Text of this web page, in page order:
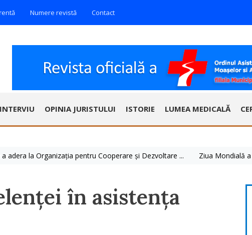
Numere revistă Contact
INTERVIU OPINIA JURISTULUI ISTORIE LUMEA MEDICALĂ
la Organizația pentru Cooperare și Dezvoltare ... Ziua Mondială a
în asistența